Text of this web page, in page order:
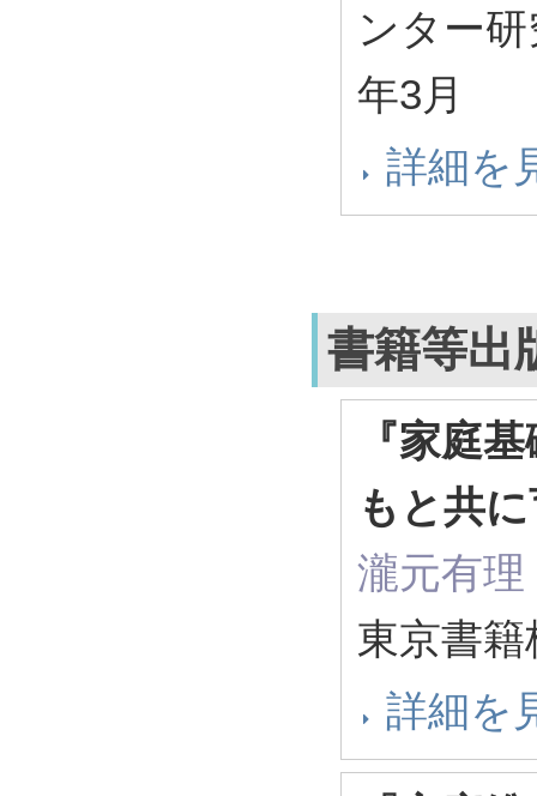
ンター
年3月
詳細を
書籍等出
『家庭
もと共
瀧元有
東京書
詳細を